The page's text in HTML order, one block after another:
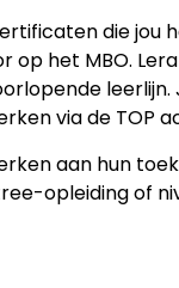
die jou
op het MBO.
via de TOP
aan hun
opleiding of